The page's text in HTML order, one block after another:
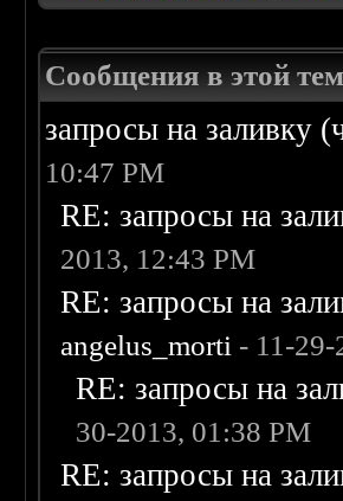
Сообщения в этой
запросы на заливку
10:47 PM
RE: запросы на
2013, 12:43 PM
RE: запросы на
angelus_morti - 11-
RE: запросы на
30-2013, 01:38 PM
RE: запросы на